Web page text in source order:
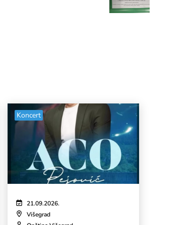
Koncert
21.09.2026.
Višegrad